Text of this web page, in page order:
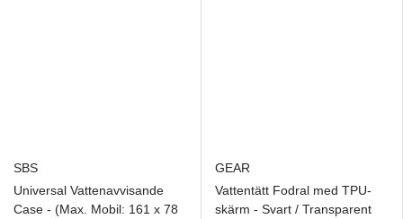
SBS
Universal Vattenavvisande
Case - (Max. Mobil: 161 x 78
GEAR
Vattentätt Fodral med TPU-
skärm - Svart / Transparent